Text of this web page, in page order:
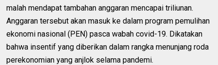
malah mendapat tambahan anggaran mencapai triliunan.
Anggaran tersebut akan masuk ke dalam program pemulihan
ekonomi nasional (PEN) pasca wabah covid-19. Dikatakan
bahwa insentif yang diberikan dalam rangka menunjang roda
perekonomian yang anjlok selama pandemi.